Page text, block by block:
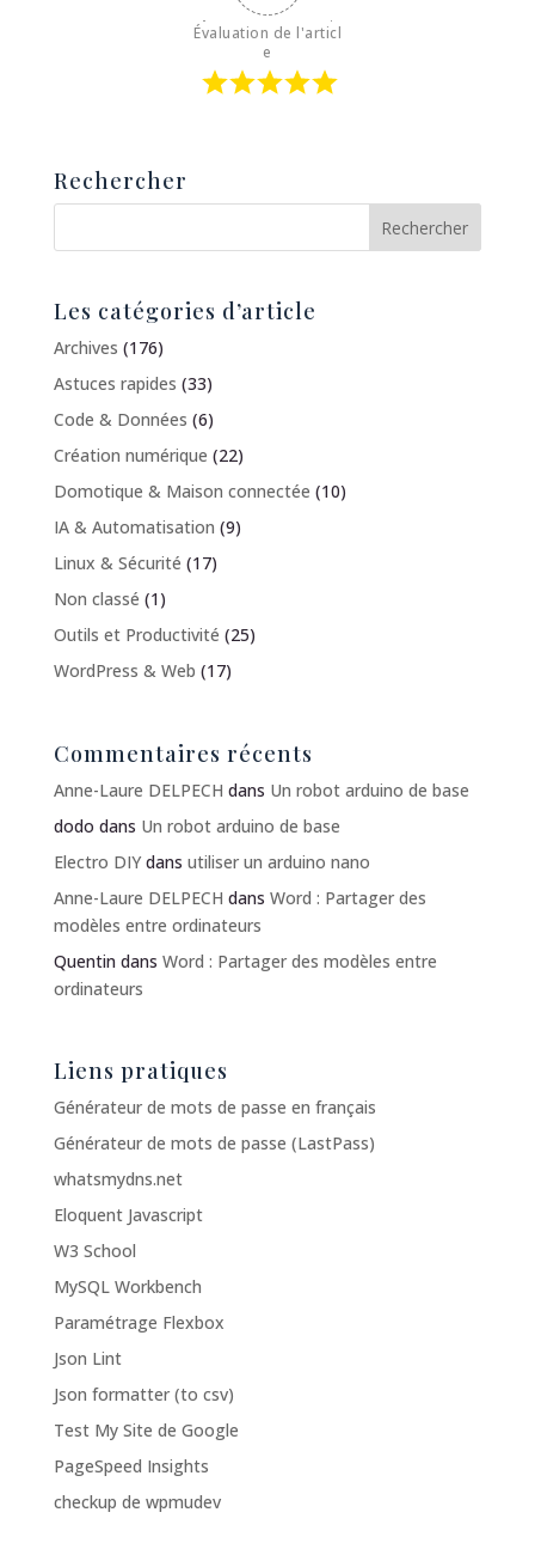
Évaluation de l'articl
e
Rechercher
Les catégories d’article
Archives (176)
Astuces rapides (33)
Code & Données (6)
Création numérique (22)
Domotique & Maison connectée (10)
IA & Automatisation (9)
Linux & Sécurité (17)
Non classé (1)
Outils et Productivité (25)
WordPress & Web (17)
Commentaires récents
Anne-Laure DELPECH dans Un robot arduino de base
dodo dans Un robot arduino de base
Electro DIYdans utiliser un arduino nano
Anne-Laure DELPECH dans Word : Partager des
modèles entre ordinateurs
Quentindans Word : Partager des modèles entre
ordinateurs
Liens pratiques
Générateur de mots de passe en français
Générateur de mots de passe (LastPass)
whatsmydns.net
Eloquent Javascript
W3 School
MySQL Workbench
Paramétrage Flexbox
Json Lint
Json formatter (to csv)
Test My Site de Google
PageSpeed Insights
checkup de wpmudev